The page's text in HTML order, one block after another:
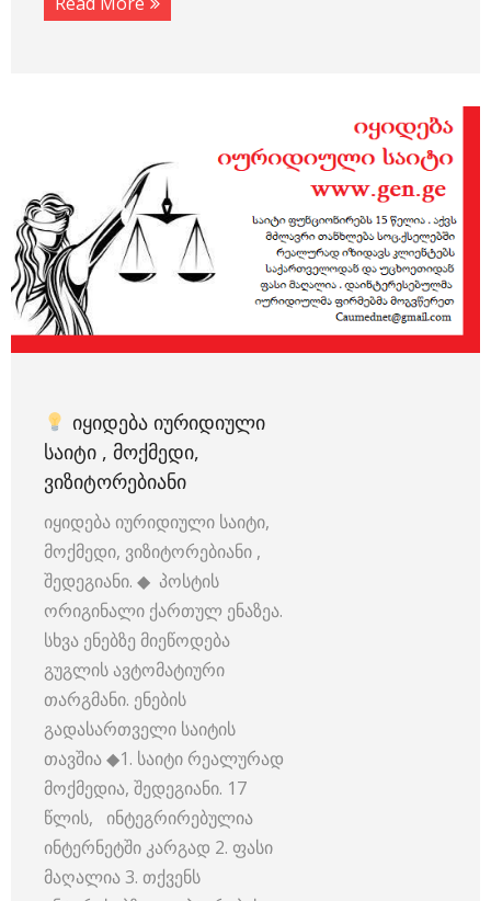
ᲘᲧᲘᲓᲔᲑᲐ ᲘᲣᲠᲘᲓᲘᲣᲚᲘ
ᲡᲐᲘᲢᲘ , ᲛᲝᲥᲛᲔᲓᲘ,
ᲕᲘᲖᲘᲢᲝᲠᲔᲑᲘᲐᲜᲘ
იყიდება იურიდიული საიტი,
მოქმედი, ვიზიტორებიანი ,
შედეგიანი. ◆ პოსტის
ორიგინალი ქართულ ენაზეა.
სხვა ენებზე მიეწოდება
გუგლის ავტომატიური
თარგმანი. ენების
გადასართველი საიტის
თავშია ◆1. საიტი რეალურად
მოქმედია, შედეგიანი. 17
წლის, ინტეგრირებულია
ინტერნეტში კარგად 2. ფასი
მაღალია 3. თქვენს